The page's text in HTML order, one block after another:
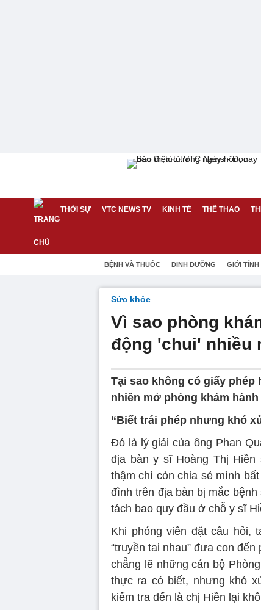
THỜI SỰ VTC NEWS TV KINH TẾ THỂ THAO
BỆNH VÀ THUỐC DINH DƯỠNG GIỚI TÍNH
Sức khỏe
Vì sao phòng
động 'chui' nhiều
Tại sao không có giấy phép
nhiên mở phòng khám
“Biết trái phép nhưng khó
Đó là lý giải của ông Phan
địa bàn y sĩ Hoàng Thị Hiền
thậm chí còn chia sẻ mình
đình trên địa bàn bị mắc
tách bao quy đầu ở chỗ y sĩ
Khi phóng viên đặt câu hỏi,
“truyền tai nhau” đưa con
chẳng lẽ những cán bộ
thực ra có biết, nhưng khó
kiểm tra đến là chị Hiền lại